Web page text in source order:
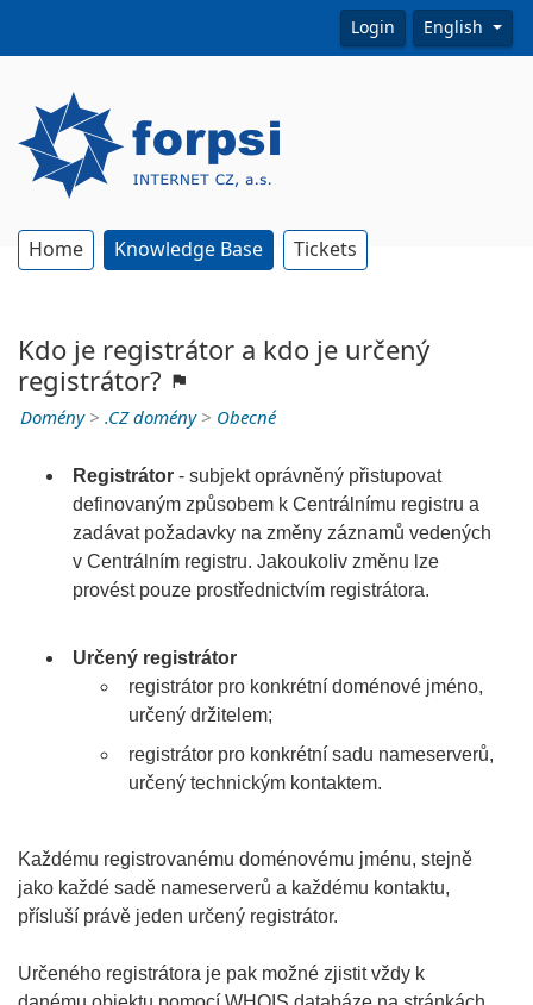
Login English
Home Knowledge Base Tickets
Kdo je registrátor a kdo je určený
registrátor?
Domény> .CZ domény> Obecné
Registrátor - subjekt oprávněný přistupovat
definovaným způsobem k Centrálnímu registru a
zadávat požadavky na změny záznamů vedených
v Centrálním registru. Jakoukoliv změnu lze
provést pouze prostřednictvím registrátora.
Určený registrátor
registrátor pro konkrétní doménové jméno,
určený držitelem;
registrátor pro konkrétní sadu nameserverů,
určený technickým kontaktem.
Každému registrovanému doménovému jménu, stejně
jako každé sadě nameserverů a každému kontaktu,
přísluší právě jeden určený registrátor.
Určeného registrátora je pak možné zjistit vždy k